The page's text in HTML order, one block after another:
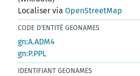
Localiser viaOpenStreetMap
CODE D'ENTITÉ GEONAMES
gn:A.ADM4
gn:P.PPL
IDENTIFIANT GEONAMES